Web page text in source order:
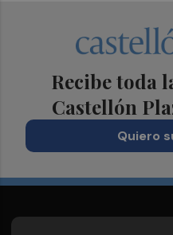
Recibe toda
Castellón
Quiero